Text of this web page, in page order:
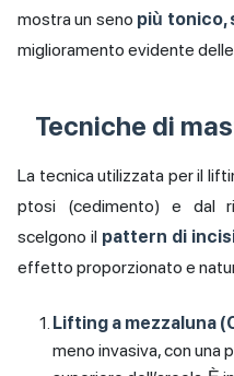
mostra un seno più tonico,
miglioramento evidente
Tecniche di
La tecnica utilizzata per il
ptosi (cedimento) e dal
scelgono il pattern di
effetto proporzionato e
Lifting a mezzaluna
meno invasiva, con una